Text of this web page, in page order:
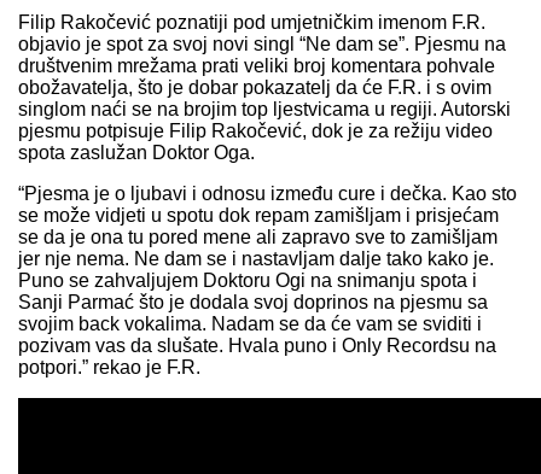
Filip Rakočević poznatiji pod umjetničkim imenom F.R.
objavio je spot za svoj novi singl “Ne dam se”. Pjesmu na
društvenim mrežama prati veliki broj komentara pohvale
obožavatelja, što je dobar pokazatelj da će F.R. i s ovim
singlom naći se na brojim top ljestvicama u regiji. Autorski
pjesmu potpisuje Filip Rakočević, dok je za režiju video
spota zaslužan Doktor Oga.
“Pjesma je o ljubavi i odnosu između cure i dečka. Kao sto
se može vidjeti u spotu dok repam zamišljam i prisjećam
se da je ona tu pored mene ali zapravo sve to zamišljam
jer nje nema. Ne dam se i nastavljam dalje tako kako je.
Puno se zahvaljujem Doktoru Ogi na snimanju spota i
Sanji Parmać što je dodala svoj doprinos na pjesmu sa
svojim back vokalima. Nadam se da će vam se sviditi i
pozivam vas da slušate. Hvala puno i Only Recordsu na
potpori.” rekao je F.R.